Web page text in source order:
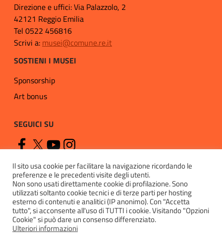
Direzione e uffici: Via Palazzolo, 2
42121 Reggio Emilia
Tel 0522 456816
Scrivi a: musei@comune.re.it
SOSTIENI I MUSEI
Sponsorship
Art bonus
SEGUICI SU
Privacy
Cookie policy
Il sito usa cookie per facilitare la navigazione ricordando le
preferenze e le precedenti visite degli utenti.
Non sono usati direttamente cookie di profilazione. Sono
utilizzati soltanto cookie tecnici e di terze parti per hosting
esterno di contenuti e analitici (IP anonimo). Con "Accetta
tutto", si acconsente all'uso di TUTTI i cookie. Visitando "Opzioni
Cookie" si può dare un consenso differenziato.
Ulteriori informazioni